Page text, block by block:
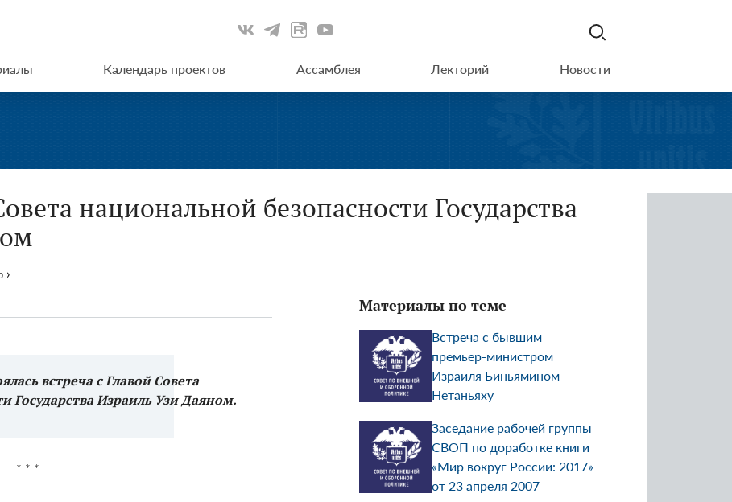
Календарь проектов Ассамблея Лекторий Новости
национальной безопасности Государства
›
встреча с Главой Совета
Государства Израиль Узи Даяном.
* * *
Материалы по теме
Встреча с бывшим
премьер-министром
Израиля Биньямином
Нетаньяху
Заседание рабочей группы
СВОП по доработке книги
«Мир вокруг России: 2017»
от 23 апреля 2007